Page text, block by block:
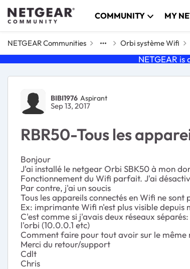
Skip to content COMMUNITY MY
NETGEAR Communities Orbi système Wifi
NETGEAR
Forum Discussion
BIBI1976 Aspirant
Sep 13, 2017
RBR50-Tous les
Bonjour
J'ai installé le netgear Orbi SBK50 à mon
Fonctionnement du Wifi parfait. J'ai
Par contre, j'ai un soucis
Tous les appareils connectés en Wifi ne
Ex: imprimante Wifi n'est plus visible
C'est comme si j'avais deux réseaux
l'orbi (10.0.0.1 etc)
Comment faire pour tout avoir sur le même
Merci du retour/support
Cdlt
Chris